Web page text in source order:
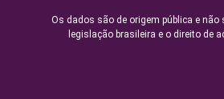
Os dados são de origem pública e
legislação brasileira e o direito de